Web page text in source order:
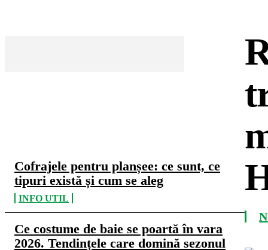
Cofrajele pentru planșee: ce sunt, ce
tipuri există și cum se aleg
INFO UTIL
Ce costume de baie se poartă în vara
2026. Tendințele care domină sezonul